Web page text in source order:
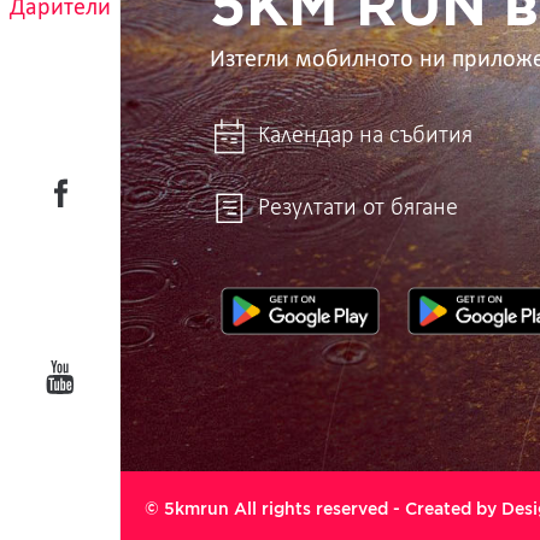
Дарители
Изтегли мобилното ни
Календар на събития
Резултати от бягане
© 5kmrun All rights reserved - Created by